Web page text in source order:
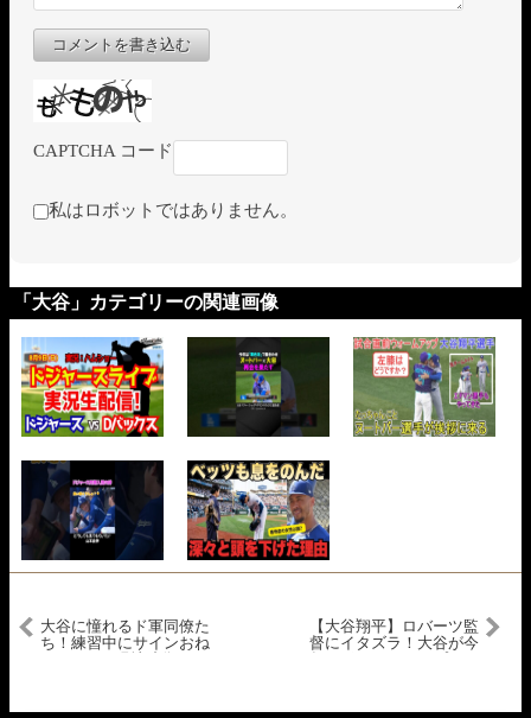
コメントを書き込む
CAPTCHA コード
私はロボットではありません。
「大谷」カテゴリーの関連画像
大谷に憧れるド軍同僚た
ち！練習中にサインおね
【大谷翔平】ロバーツ監
督にイタズラ！大谷が今
シリーズ制覇の約束！